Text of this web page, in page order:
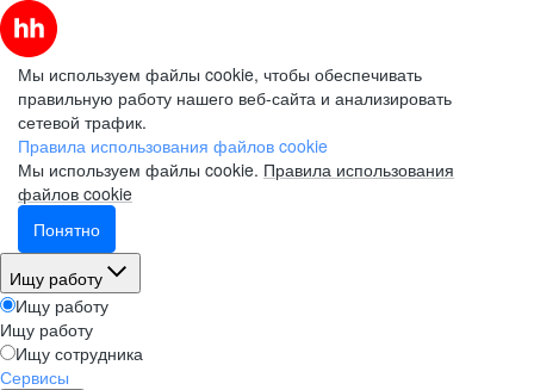
Мы используем файлы cookie, чтобы обеспечивать
правильную работу нашего веб-сайта и анализировать
сетевой трафик.
Правила использования файлов cookie
Мы используем файлы cookie. Правила использования
файлов cookie
Понятно
Ищу работу
Ищу работу
Ищу работу
Ищу сотрудника
Сервисы